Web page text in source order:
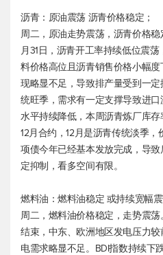
沥青：原油震荡 沥青价格稳定；
周二，原油走势震荡，沥青价格
月31日，沥青开工率持续低位震
料价格高位且沥青销售价格小幅
现略显不足，导致排产量受到一
统旺季，需求有一定支撑导致进
水平持续降低，本周沥青炼厂库
12月合约，12月是沥青传统淡季
项债今年已经基本发放完成，导
定抑制，看多空间有限。
燃料油：燃料油稳定 或持续宽幅震
周二，燃料油价格稳定，走势震
结束，中东、欧洲地区发电压力
电需求略显不足。BDI指数持续下